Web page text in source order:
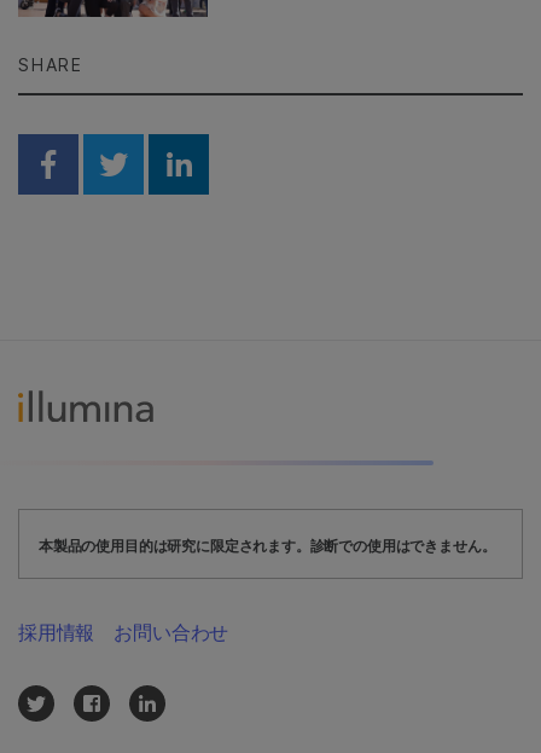
SHARE
Share on Facebook
Share on Twitter
Share on Linkedin
本製品の使用目的は研究に限定されます。診断での使用はできません。
採用情報 お問い合わせ